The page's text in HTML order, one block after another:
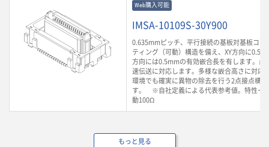
Web購入可能
IMSA-10109S-30Y900
0.635mmピッチ、平行接続の基板対基板コネ
ティング（可動）構造を備え、XY方向に
方向には0.5mmの有効嵌合長を有します。
速伝送に対応します。多様な嵌合高さに対応
環境でも確実に異物の除去を行う2点接点構
す。 ※自社定義による代表参考値。特性イ
動100Ω
もっと見る